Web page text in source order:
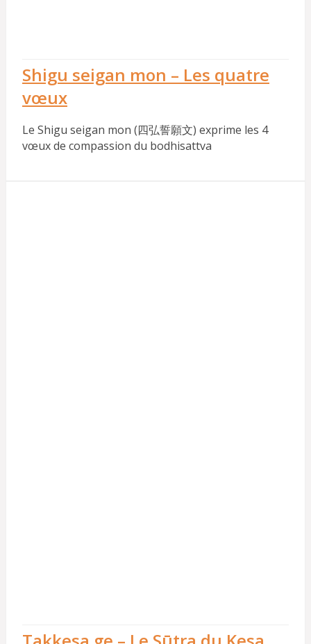
Shigu seigan mon – Les quatre
vœux
Le Shigu seigan mon (四弘誓願文) exprime les 4
vœux de compassion du bodhisattva